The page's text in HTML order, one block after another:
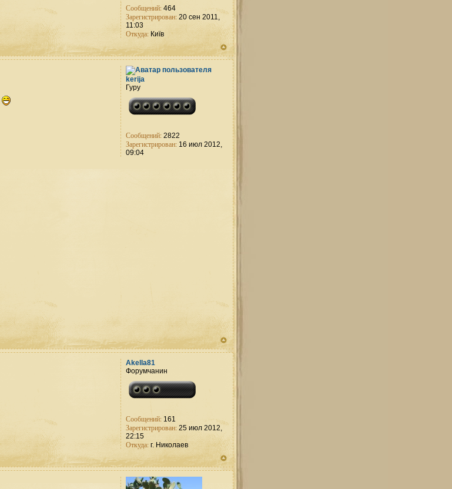
Сообщений: 464
Зарегистрирован: 20 сен 2011,
11:03
Откуда: Київ
kerija
Гуру
Сообщений: 2822
Зарегистрирован: 16 июл 2012,
09:04
Akella81
Форумчанин
Сообщений: 161
Зарегистрирован: 25 июл 2012,
22:15
Откуда: г. Николаев